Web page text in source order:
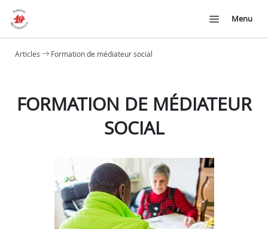
Menu
Articles Formation de médiateur social
FORMATION DE MÉDIATEUR
SOCIAL